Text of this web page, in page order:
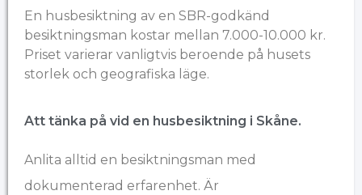
En husbesiktning av en SBR-godkänd
besiktningsman kostar mellan 7.000-10.000 kr.
Priset varierar vanligtvis beroende på husets
storlek och geografiska läge.
Att tänka på vid en husbesiktning i Skåne.
Anlita alltid en besiktningsman med
dokumenterad erfarenhet. Är